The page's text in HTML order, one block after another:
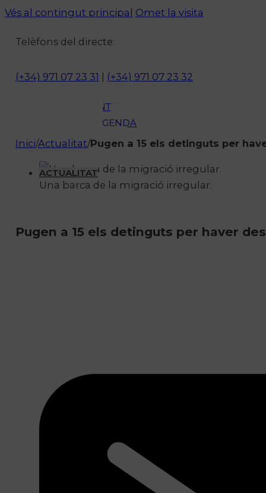
Vés al contingut principal Omet la visita
Telèfons del directe:
(+34) 971 07 23 31 (+34) 971 07 23 32
ACTUALITAT
OCI
ENTREVISTES
AMBIENT
AGENDA
En directe
Programació
Qui som?
Inici/Actualitat/Pugen a 15 els detinguts per
Una barca de la migració irregular.
ACTUALITAT
Pugen a 15 els detinguts per haver